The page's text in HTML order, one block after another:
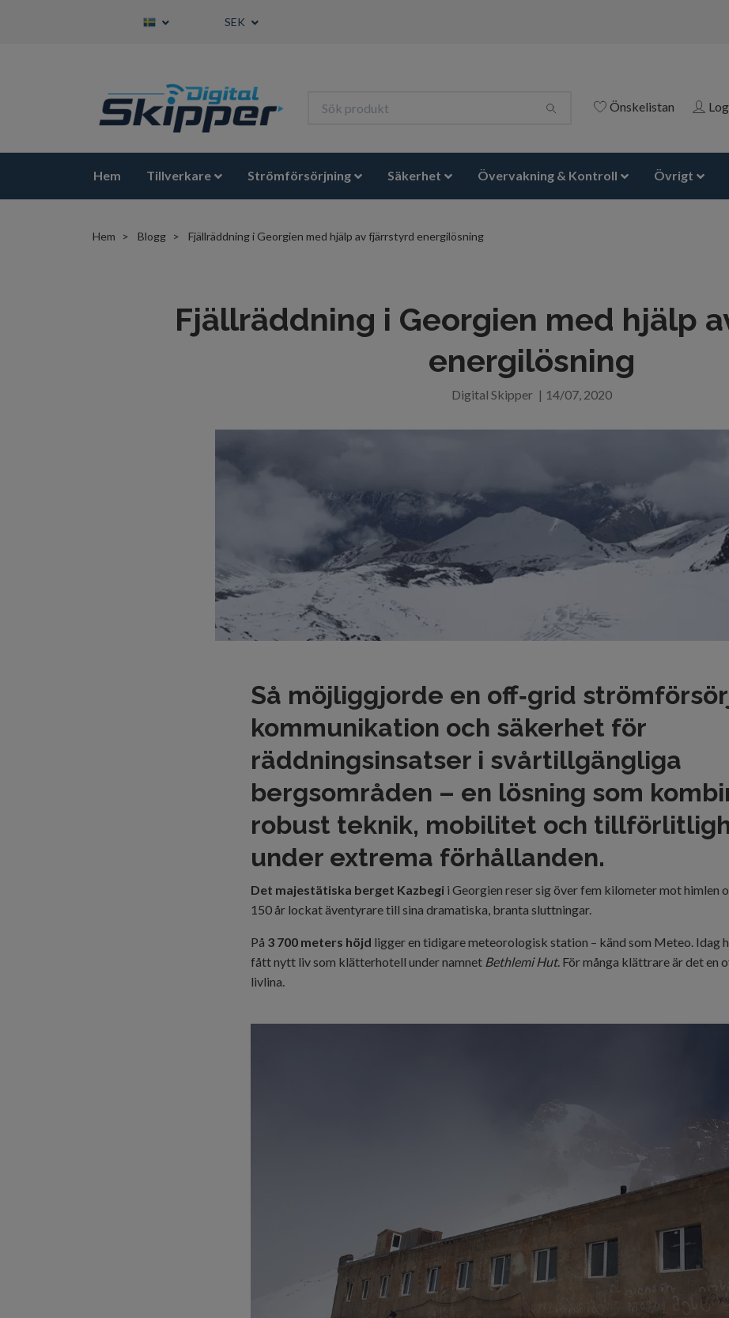
SEK
Önskelistan
Hem Tillverkare Strömförsörjning Säkerhet Övervakning & Kontroll Övrigt
Hem Blogg Fjällräddning i Georgien med hjälp av fjärrstyrd energilösning
Fjällräddning i Georgien med hjälp
energilösning
Digital Skipper | 14/07, 2020
Så möjliggjorde en off‑grid
kommunikation och säkerhet för
räddningsinsatser i svårtillgängliga
bergsområden – en lösning som
robust teknik, mobilitet och
under extrema förhållanden.
Det majestätiska berget Kazbegi i Georgien reser sig över fem kilometer mot himlen
150 år lockat äventyrare till sina dramatiska, branta sluttningar.
På 3 700 meters höjd ligger en tidigare meteorologisk station – känd som Meteo. Idag
fått nytt liv som klätterhotell under namnet Bethlemi Hut. För många klättrare är det en
livlina.